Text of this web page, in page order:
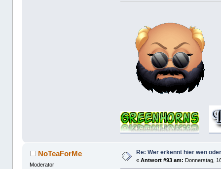
NoTeaForMe
Moderator
Re: Wer erkennt hier wen
«Antwort #93 am: Donnerstag,